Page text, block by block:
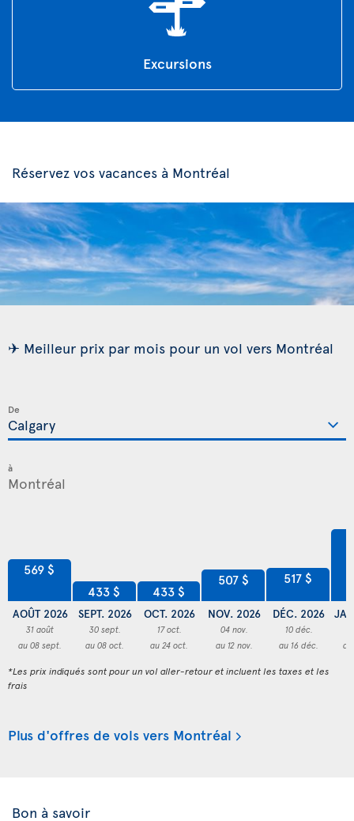
Excursions
Réservez vos vacances à Montréal
✈ Meilleur prix par mois pour un vol vers Montréal
De
à
569 $
AOÛT 2026
31 août
au 08 sept.
433 $
SEPT. 2026
30 sept.
au 08 oct.
433 $
OCT. 2026
17 oct.
au 24 oct.
507 $
NOV. 2026
04 nov.
au 12 nov.
517 $
DÉC. 2026
10 déc.
au 16 déc.
*Les prix indiqués sont pour un vol aller-retour et incluent les taxes et les
frais
Plus d'offres de vols vers Montréal
Bon à savoir